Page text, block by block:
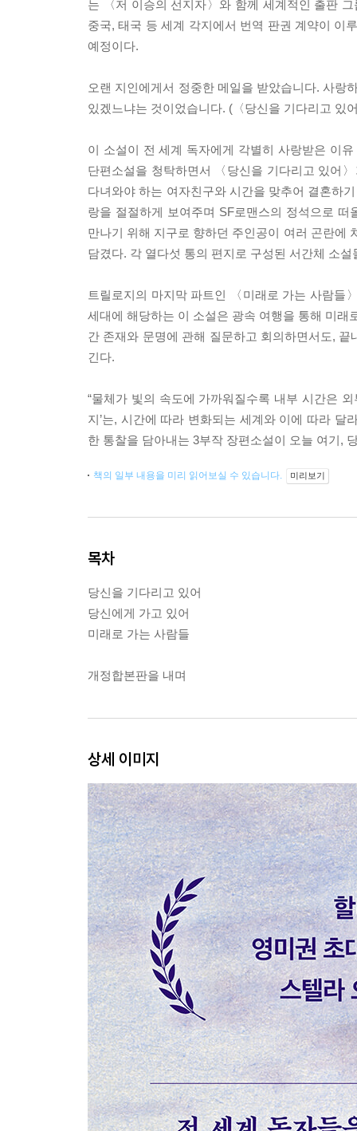
는 〈저 이승의 선지자〉와 함께 세계적인 출판
중국, 태국 등 세계 각지에서 번역 판권 계약이 이
예정이다.
오랜 지인에게서 정중한 메일을 받았습니다. 사랑
있겠느냐는 것이었습니다. (〈당신을 기다리고 있
이 소설이 전 세계 독자에게 각별히 사랑받은 이
단편소설을 청탁하면서 〈당신을 기다리고 있어
다녀와야 하는 여자친구와 시간을 맞추어 결혼하
랑을 절절하게 보여주며 SF로맨스의 정석으로
만나기 위해 지구로 향하던 주인공이 여러 곤란에
담겼다. 각 열다섯 통의 편지로 구성된 서간체 소
트릴로지의 마지막 파트인 〈미래로 가는 사람들
세대에 해당하는 이 소설은 광속 여행을 통해 미래
간 존재와 문명에 관해 질문하고 회의하면서도,
긴다.
“물체가 빛의 속도에 가까워질수록 내부 시간은
지’는, 시간에 따라 변화되는 세계와 이에 따라
한 통찰을 담아내는 3부작 장편소설이 오늘 여기,
책의 일부 내용을 미리 읽어보실 수 있습니다. 미리보기
목차
당신을 기다리고 있어
당신에게 가고 있어
미래로 가는 사람들
개정합본판을 내며
상세 이미지